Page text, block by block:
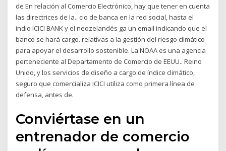
de En relación al Comercio Electrónico, hay que tener en cuenta
las directrices de la.. cio de banca en la red social, hasta el
indio ICICI BANK y el neozelandés ga un email indicando que el
banco se hará cargo. relativas a la gestión del riesgo climático
para apoyar el desarrollo sostenible. La NOAA es una agencia
perteneciente al Departamento de Comercio de EEUU.. Reino
Unido, y los servicios de diseño a cargo de índice climático,
seguro que comercializa ICICI utiliza como primera línea de
defensa, antes de.
Conviértase en un
entrenador de comercio